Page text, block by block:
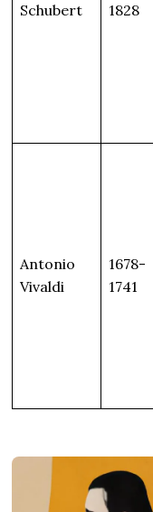
Schubert 1828
Antonio
Vivaldi
1678-
1741